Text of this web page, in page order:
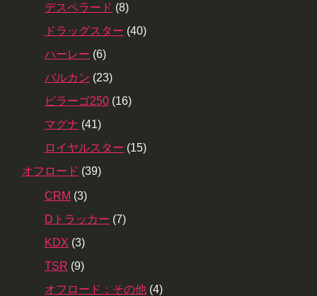
デスペラード (8)
ドラッグスター (40)
ハーレー (6)
バルカン (23)
ビラーゴ250 (16)
マグナ (41)
ロイヤルスター (15)
オフロード (39)
CRM (3)
Dトラッカー (7)
KDX (3)
TSR (9)
オフロード：その他 (4)